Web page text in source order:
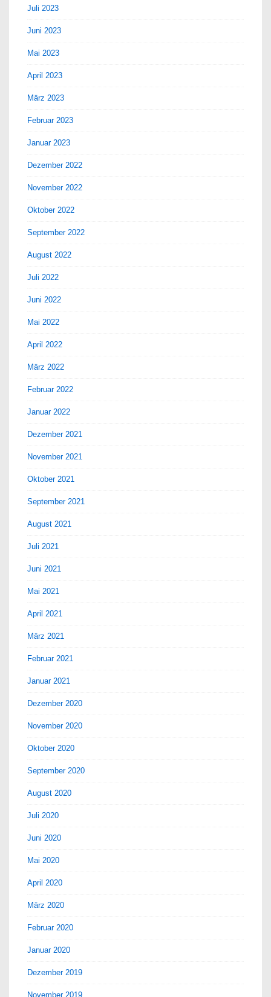
Juli 2023
Juni 2023
Mai 2023
April 2023
März 2023
Februar 2023
Januar 2023
Dezember 2022
November 2022
Oktober 2022
September 2022
August 2022
Juli 2022
Juni 2022
Mai 2022
April 2022
März 2022
Februar 2022
Januar 2022
Dezember 2021
November 2021
Oktober 2021
September 2021
August 2021
Juli 2021
Juni 2021
Mai 2021
April 2021
März 2021
Februar 2021
Januar 2021
Dezember 2020
November 2020
Oktober 2020
September 2020
August 2020
Juli 2020
Juni 2020
Mai 2020
April 2020
März 2020
Februar 2020
Januar 2020
Dezember 2019
November 2019